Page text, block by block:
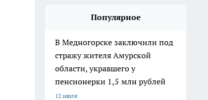
Популярное
В Медногорске заключили под
стражу жителя Амурской
области, укравшего у
пенсионерки 1,5 млн рублей
12 июля